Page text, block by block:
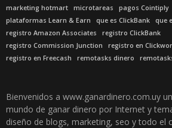
marketing hotmart
microtareas
pagos Cointiply
plataformas Learn & Earn
que es ClickBank
que
registro Amazon Associates
registro ClickBank
registro Commission Junction
registro en
registro en Freecash
remotasks dinero
Bienvenidos a www.ganardinero.com.uy
mundo de ganar dinero por Internet y
diseño de blogs, marketing, seo y todo el